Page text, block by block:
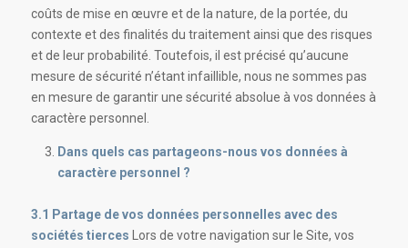
coûts de mise en œuvre et de la nature, de la portée, du
contexte et des finalités du traitement ainsi que des risques
et de leur probabilité. Toutefois, il est précisé qu’aucune
mesure de sécurité n’étant infaillible, nous ne sommes pas
en mesure de garantir une sécurité absolue à vos données à
caractère personnel.
Dans quels cas partageons-nous vos données à
caractère personnel ?
3.1 Partage de vos données personnelles avec des
sociétés tierces Lors de votre navigation sur le Site, vos